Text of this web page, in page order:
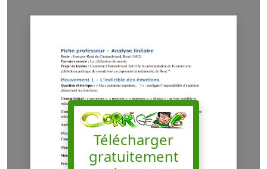
Télécharger
gratuitement